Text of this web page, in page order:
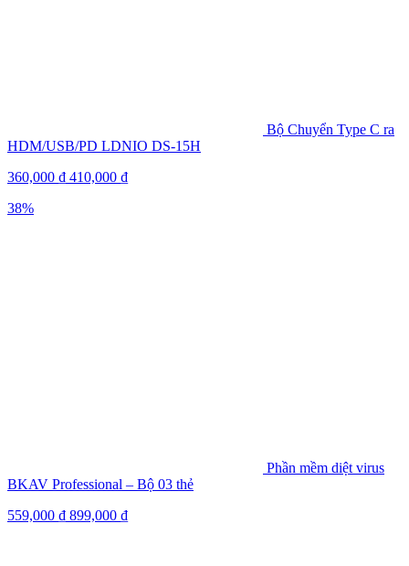
Bộ Chuyển Type C ra
HDM/USB/PD LDNIO DS-15H
360,000 ₫ 410,000 ₫
38%
Phần mềm diệt virus
BKAV Professional – Bộ 03 thẻ
559,000 ₫ 899,000 ₫